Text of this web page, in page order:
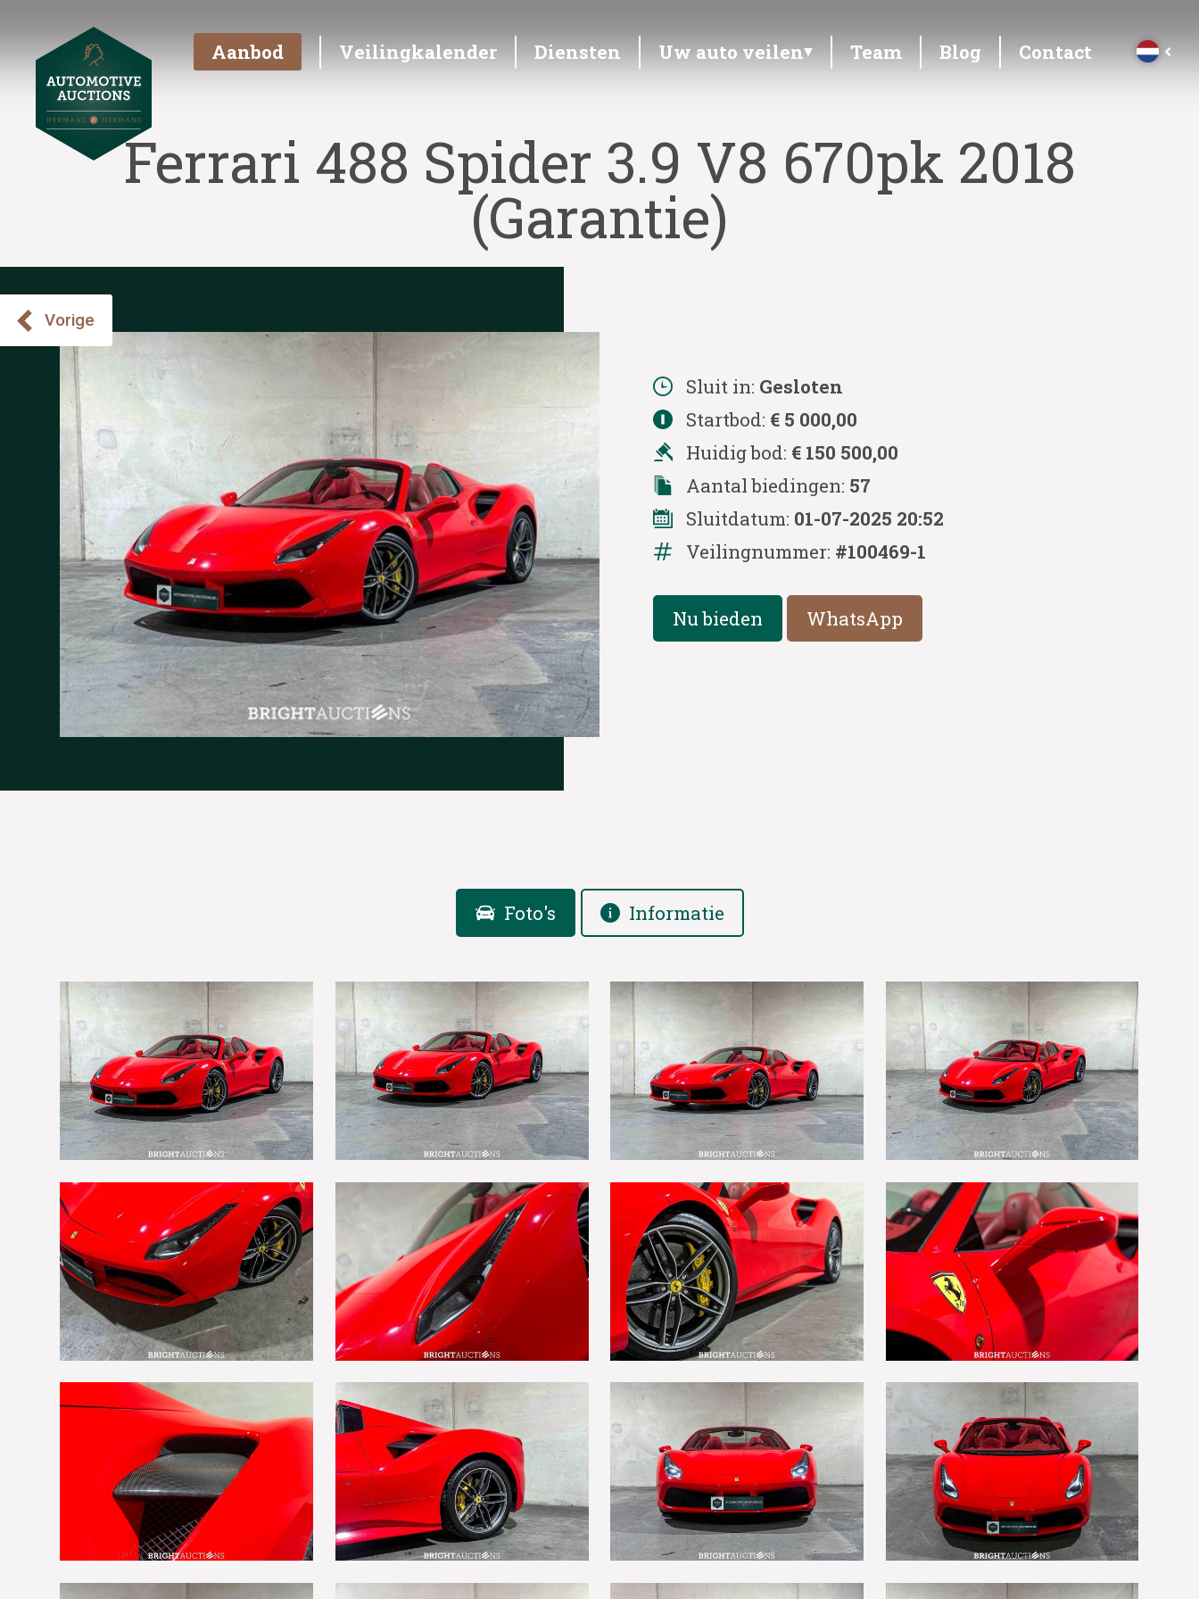
Aanbod Veilingkalender Diensten Uw auto veilen Team Blog Contact
Ferrari 488 Spider 3.9 V8 670pk 2018
(Garantie)
Sluit in: Gesloten
Startbod: € 5 000,00
Huidig bod: € 150 500,00
Aantal biedingen: 57
Sluitdatum: 01-07-2025 20:52
Veilingnummer: #100469-1
Nu bieden WhatsApp
Foto's Informatie
Vorige